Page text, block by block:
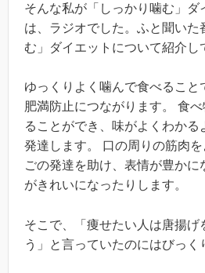
そんな私が「しっかり噛む」ダ
は、ラジオでした。ふと聞いた
む」ダイエットについて紹介し
ゆっくりよく噛んで食べること
肥満防止につながります。 食
ることができ、味がよくわか
発達します。 口の周りの筋肉
ごの発達を助け、表情が豊か
がきれいになったりします。
そこで、「痩せたい人は唐揚げ
う」と言っていたのにはびっく